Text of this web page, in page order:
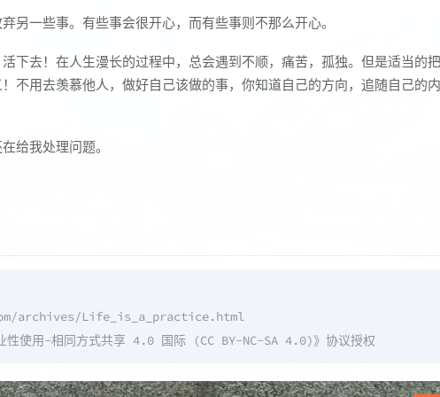
另一些事。有些事会很开心，而有些事则不那么开心。
下去！在人生漫长的过程中，总会遇到不顺，痛苦，孤独。但是适当的把
不用去羡慕他人，做好自己该做的事，你知道自己的方向，追随自己的内
给我处理问题。
archives/Life_is_a_practice.html
性使用-相同方式共享 4.0 国际 (CC BY-NC-SA 4.0)》协议授权